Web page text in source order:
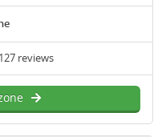
127 reviews